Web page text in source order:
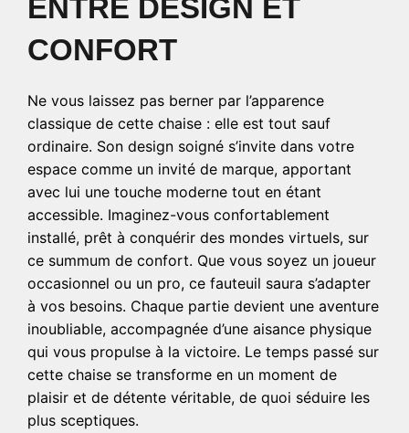
ENTRE DESIGN ET
CONFORT
Ne vous laissez pas berner par l’apparence
classique de cette chaise : elle est tout sauf
ordinaire. Son design soigné s’invite dans votre
espace comme un invité de marque, apportant
avec lui une touche moderne tout en étant
accessible. Imaginez-vous confortablement
installé, prêt à conquérir des mondes virtuels, sur
ce summum de confort. Que vous soyez un joueur
occasionnel ou un pro, ce fauteuil saura s’adapter
à vos besoins. Chaque partie devient une aventure
inoubliable, accompagnée d’une aisance physique
qui vous propulse à la victoire. Le temps passé sur
cette chaise se transforme en un moment de
plaisir et de détente véritable, de quoi séduire les
plus sceptiques.